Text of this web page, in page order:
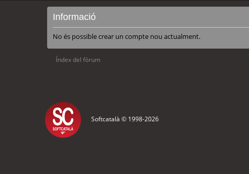
Informació
No és possible crear un compte nou actualment.
Índex del fòrum
Softcatalà © 1998-2026